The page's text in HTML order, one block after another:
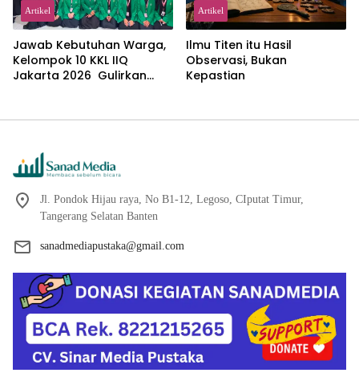
Artikel
Jawab Kebutuhan Warga,
Kelompok 10 KKL IIQ
Jakarta 2026 Gulirkan
Artikel
Ilmu Titen itu Hasil
Observasi, Bukan
Kepastian
Jl. Pondok Hijau raya, No B1-12, Legoso, CIputat Timur,
Tangerang Selatan Banten
sanadmediapustaka@gmail.com